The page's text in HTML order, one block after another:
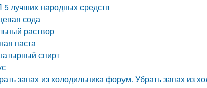
лучших народных средств
сода
раствор
паста
спирт
запах из холодильника форум. Убрать запах из